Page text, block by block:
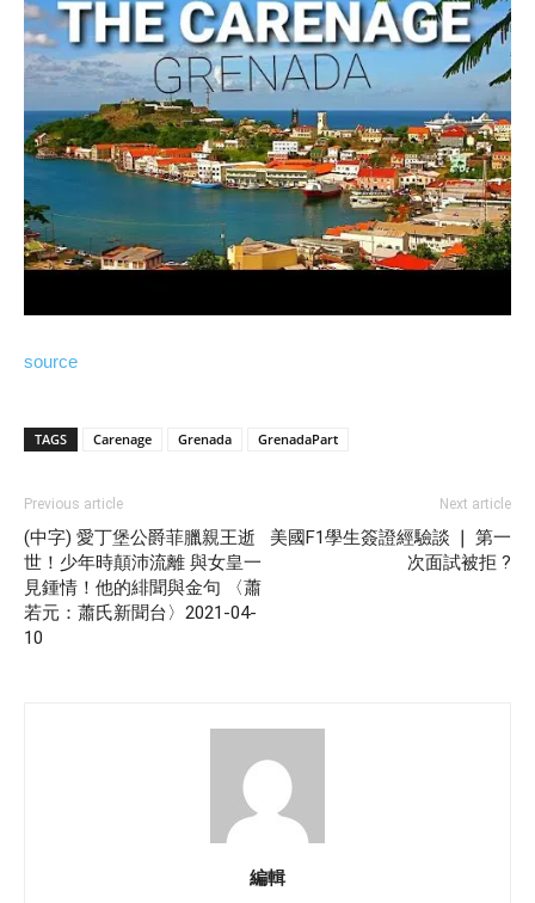
source
TAGS Carenage Grenada GrenadaPart
Previous article
(中字) 愛丁堡公爵菲臘親王逝
世！少年時顛沛流離 與女皇一
見鍾情！他的緋聞與金句 〈蕭
若元：蕭氏新聞台〉2021-04-
10
Next article
美國F1學生簽證經驗談 ❘ 第一
次面試被拒 ?
編輯